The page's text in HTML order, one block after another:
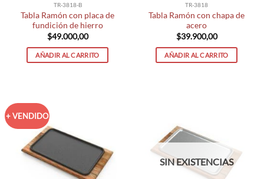
TR-3818-B
Tabla Ramón con placa de
fundición de hierro
$49.000,00
AÑADIR AL CARRITO
TR-3818
Tabla Ramón con chapa de
acero
$39.900,00
AÑADIR AL CARRITO
+ VENDIDO
SIN EXISTENCIAS